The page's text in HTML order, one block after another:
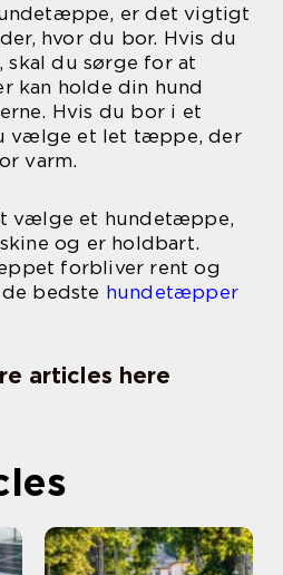
er det vigtigt
hvor du bor. Hvis du
du sørge for at
kan holde din hund
Hvis du bor i et
vælge et let tæppe, der
varm.
vælge et hundetæppe,
og er holdbart.
forbliver rent og
bedste hundetæpper
articles here